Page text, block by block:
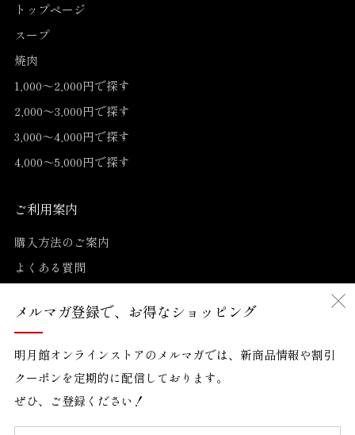
メルマガ登録で、お得なショッピング
明月館オンラインストアのメルマガでは、新商品情報や割引
クーポンを定期的に配信しております。
ぜひ、ご登録ください！
トップページ
スープ
焼肉
1,000〜2,000円で探す
2,000〜3,000円で探す
3,000〜4,000円で探す
4,000〜5,000円で探す
ご利用案内
購入方法のご案内
よくある質問
ガイドライン
明月館オンラインストアについて
運営会社について
プライバシーポリシー